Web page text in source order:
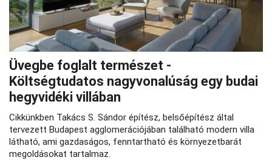
Üvegbe foglalt természet -
Költségtudatos nagyvonalúság egy budai
hegyvidéki villában
Cikkünkben Takács S. Sándor építész, belsőépítész által
tervezett Budapest agglomerációjában található modern villa
látható, ami gazdaságos, fenntartható és környezetbarát
megoldásokat tartalmaz.